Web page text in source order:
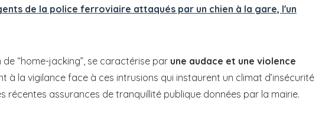
de la police ferroviaire attaqués par un chien à la gare, l'un
“home-jacking”, se caractérise par une audace et une violence
à la vigilance face à ces intrusions qui instaurent un climat d’insécurité
récentes assurances de tranquillité publique données par la mairie.